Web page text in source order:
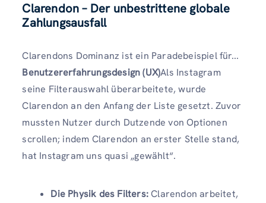
Clarendon – Der unbestrittene globale
Zahlungsausfall
Clarendons Dominanz ist ein Paradebeispiel für...
Benutzererfahrungsdesign (UX)Als Instagram
seine Filterauswahl überarbeitete, wurde
Clarendon an den Anfang der Liste gesetzt. Zuvor
mussten Nutzer durch Dutzende von Optionen
scrollen; indem Clarendon an erster Stelle stand,
hat Instagram uns quasi „gewählt“.
Die Physik des Filters:Clarendon arbeitet,